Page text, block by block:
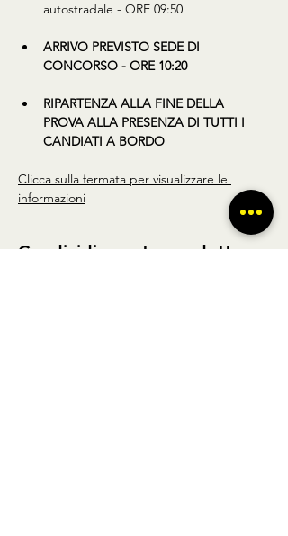
autostradale - ORE 09:50
ARRIVO PREVISTO SEDE DI
CONCORSO - ORE 10:20
RIPARTENZA ALLA FINE DELLA
PROVA ALLA PRESENZA DI TUTTI I
CANDIATI A BORDO
Clicca sulla fermata per visualizzare le
informazioni
Condividi questo prodotto